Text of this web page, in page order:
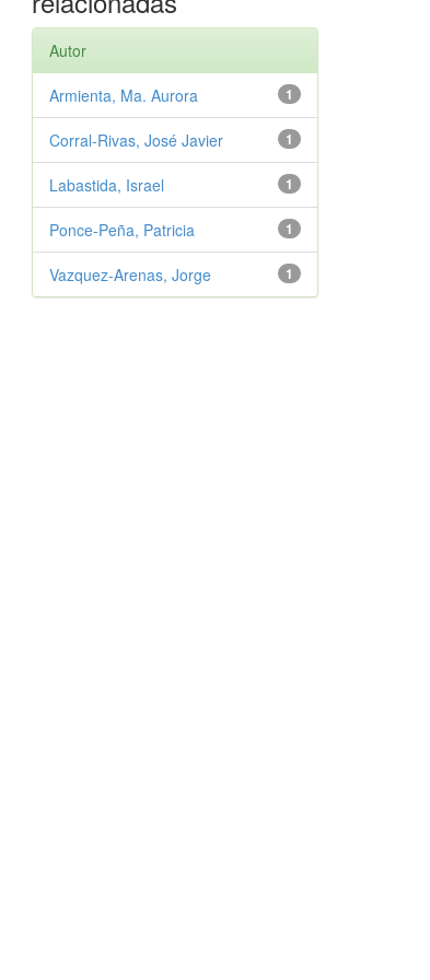
Autor
1
Armienta, Ma. Aurora
1
Corral-Rivas, José Javier
1
Labastida, Israel
1
Ponce-Peña, Patricia
1
Vazquez-Arenas, Jorge